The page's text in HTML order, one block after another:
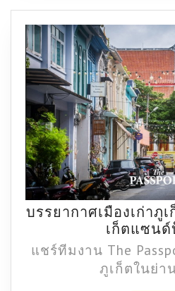
บรรยากาศเมืองเก่าภู
เก็ตแซน
แชร์ทีมงาน The
ภูเก็ตในย่า